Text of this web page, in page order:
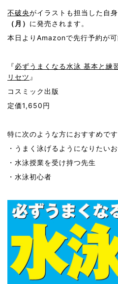
不破央がイラストも担当した自
（月） に発売されます。
本日よりAmazonで先行予約が可
『必ずうまくなる水泳 基本と
リセツ 』
コスミック出版
定価1,650円
特に次のような方におすすめです
・うまく泳げるようになりたい
・水泳授業を受け持つ先生
・水泳初心者